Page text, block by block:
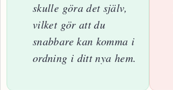
skulle göra det själv,
vilket gör att du
snabbare kan komma i
ordning i ditt nya hem.